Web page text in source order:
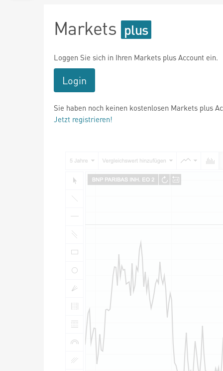
Markets
Loggen Sie sich in Ihren Markets plus Account ein.
Login
Sie haben noch keinen kostenlosen Markets plus
Jetzt registrieren!